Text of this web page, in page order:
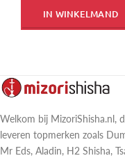
IN WINKELMAND
Welkom bij MizoriShisha.nl,
leveren topmerken zoals
Mr Eds, Aladin, H2 Shisha,